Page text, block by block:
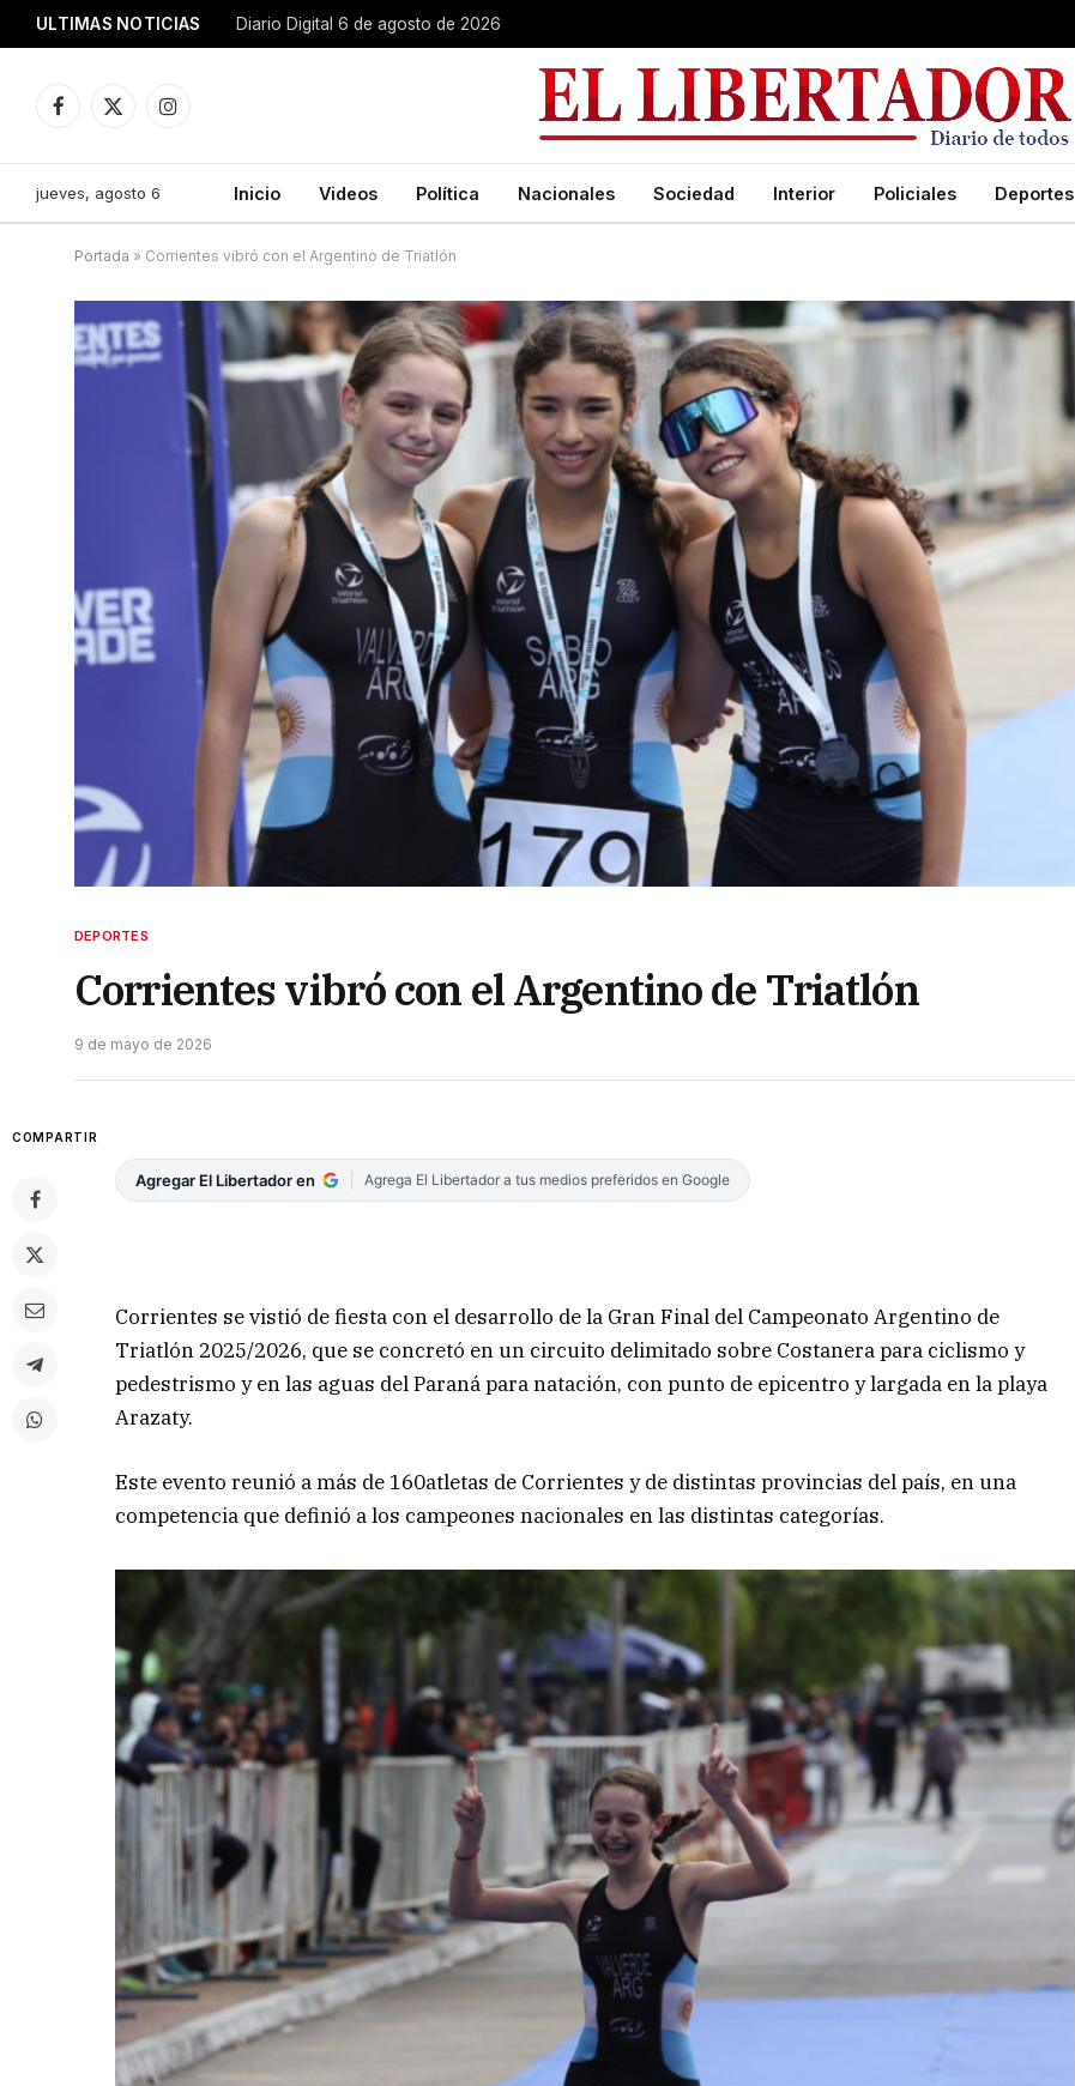
ULTIMAS NOTICIAS Diario Digital 6 de agosto de 2026
Facebook
X
Instagram
jueves, agosto 6 Inicio Videos Política Nacionales Sociedad Interior Policiales Deportes
Portada » Corrientes vibró con el Argentino de Triatlón
DEPORTES
Corrientes vibró con el Argentino de Triatlón
9 de mayo de 2026
COMPARTIR
Agregar El Libertador en Agrega El Libertador a tus medios preferidos en Google
Corrientes se vistió de fiesta con el desarrollo de la Gran Final del Campeonato Argentino de
Triatlón 2025/2026, que se concretó en un circuito delimitado sobre Costanera para ciclismo y
pedestrismo y en las aguas del Paraná para natación, con punto de epicentro y largada en la playa
Arazaty.
Este evento reunió a más de 160atletas de Corrientes y de distintas provincias del país, en una
competencia que definió a los campeones nacionales en las distintas categorías.